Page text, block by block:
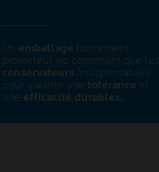
Un emballage hautement
protecteur, ne contenant que les
conservateurs indispensables
pour garantir une tolérance et
une efficacité durables.